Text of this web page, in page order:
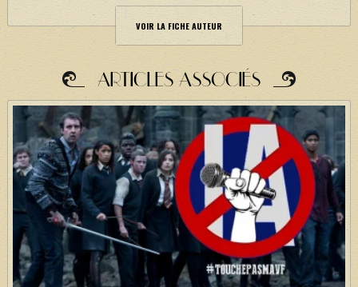
VOIR LA FICHE AUTEUR
ARTICLES ASSOCIÉS